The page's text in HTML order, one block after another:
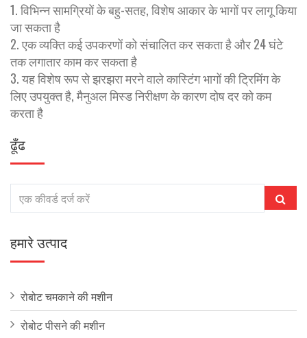
1. विभिन्न सामग्रियों के बहु-सतह, विशेष आकार के भागों पर लागू किया
जा सकता है
2. एक व्यक्ति कई उपकरणों को संचालित कर सकता है और 24 घंटे
तक लगातार काम कर सकता है
3. यह विशेष रूप से झरझरा मरने वाले कास्टिंग भागों की ट्रिमिंग के
लिए उपयुक्त है, मैनुअल मिस्ड निरीक्षण के कारण दोष दर को कम
करता है
ढूँढ
हमारे उत्पाद
रोबोट चमकाने की मशीन
रोबोट पीसने की मशीन